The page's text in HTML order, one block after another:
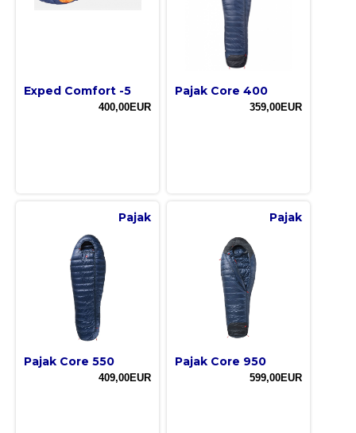
Exped Comfort -5
400,00EUR
Pajak Core 400
359,00EUR
Pajak
Pajak Core 550
409,00EUR
Pajak
Pajak Core 950
599,00EUR